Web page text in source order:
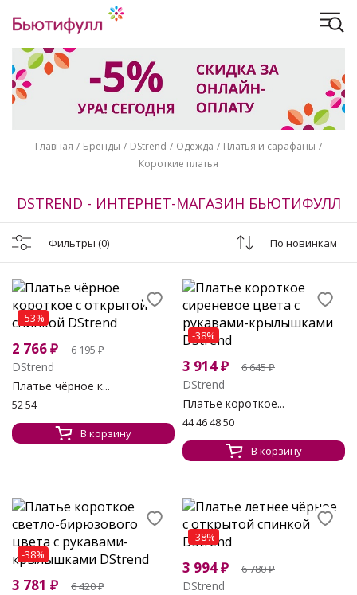
Главная Бренды DStrend Одежда
Платья и сарафаны
Короткие платья
DSTREND - ИНТЕРНЕТ-МАГАЗИН БЬЮТИФУЛЛ
Фильтры (0) По новинкам
-53%
2 766₽ 6 195₽
DStrend
Платье чёрное к...
52 54
В корзину
-38%
3 914₽ 6 645₽
DStrend
Платье короткое...
44 46 48 50
В корзину
-38%
3 781 ₽ 6 420₽
-38%
3 994₽ 6 780₽
DStrend